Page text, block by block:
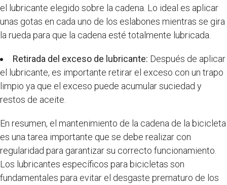
el lubricante elegido sobre la cadena. Lo ideal es aplicar
unas gotas en cada uno de los eslabones mientras se gira
la rueda para que la cadena esté totalmente lubricada.
Retirada del exceso de lubricante: Después de aplicar
el lubricante, es importante retirar el exceso con un trapo
limpio ya que el exceso puede acumular suciedad y
restos de aceite.
En resumen, el mantenimiento de la cadena de la bicicleta
es una tarea importante que se debe realizar con
regularidad para garantizar su correcto funcionamiento.
Los lubricantes específicos para bicicletas son
fundamentales para evitar el desgaste prematuro de los